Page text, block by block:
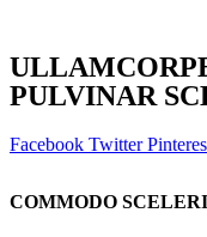
PULVINAR
Facebook Twitter
COMMODO